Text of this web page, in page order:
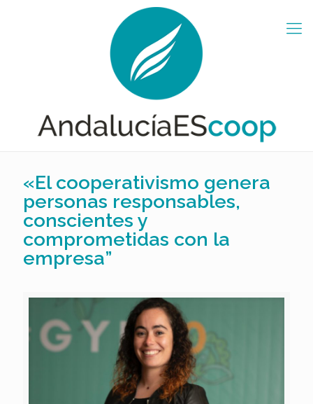
«El cooperativismo genera
personas responsables,
conscientes y
comprometidas con la
empresa”